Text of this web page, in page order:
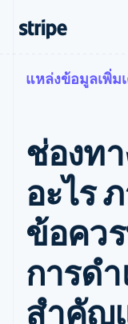
การชำระเงิน
การชำระเงิน
ออนไลน์
Payment links
การชำระเงิน
แบบไม่ต้อง
เขียนโค้ด
Checkout
UI การชำระ
เงินสำเร็จรูป
Elements
องค์ประกอบ UI
ที่ยืดหยุ่น
วิธีการชำระ
ต
ต
ก
อี
ร
ก
เ
ไ
คู่
ติ
ส
เ
คู่
รั
รั
บ
แหล่งข้อมูลเพิ่ม
ช่องท
อะไร
ข้อคว
การด
สำคัญ